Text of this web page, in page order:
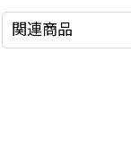
関連商品